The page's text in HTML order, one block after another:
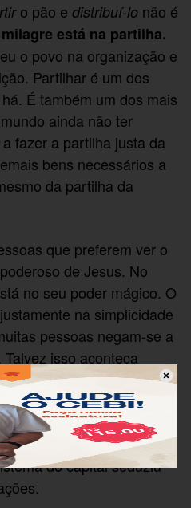
o pão edistribuí-lo não é
está na partilha.
o povo na organização e
Partilhar é um dos
É também um dos mais
ainda não ter
fazer a partilha justa da
bens necessários a
da partilha da
que preferem ver o
de Jesus. No
no seu poder mágico. O
na simplicidade
pessoas negam-se a
isso aconteça
de uma catequese
porque não querem
que acumularam. Ou
pelo desejo
do capital seduziu